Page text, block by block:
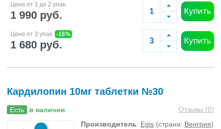
Цена от 1 до 2 упак.
1 990 руб. Купить
Цена от 3 упак. -16%
1 680 руб. Купить
Кардилопин 10мг таблетки №30
Есть в наличии Отзывы (0)
Производитель: Egis (страна: Венгрия)